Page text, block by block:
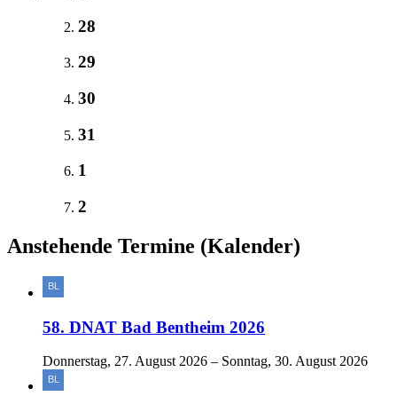
28
29
30
31
1
2
Anstehende Termine (Kalender)
58. DNAT Bad Bentheim 2026
Donnerstag, 27. August 2026 – Sonntag, 30. August 2026